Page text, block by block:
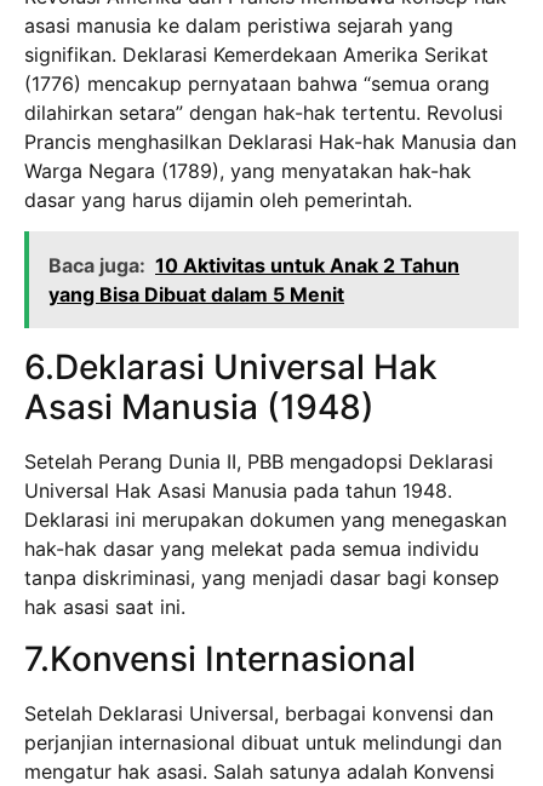
asasi manusia ke dalam peristiwa sejarah yang
signifikan. Deklarasi Kemerdekaan Amerika Serikat
(1776) mencakup pernyataan bahwa “semua orang
dilahirkan setara” dengan hak-hak tertentu. Revolusi
Prancis menghasilkan Deklarasi Hak-hak Manusia dan
Warga Negara (1789), yang menyatakan hak-hak
dasar yang harus dijamin oleh pemerintah.
Baca juga: 10 Aktivitas untuk Anak 2 Tahun
yang Bisa Dibuat dalam 5 Menit
6.Deklarasi Universal Hak
Asasi Manusia (1948)
Setelah Perang Dunia II, PBB mengadopsi Deklarasi
Universal Hak Asasi Manusia pada tahun 1948.
Deklarasi ini merupakan dokumen yang menegaskan
hak-hak dasar yang melekat pada semua individu
tanpa diskriminasi, yang menjadi dasar bagi konsep
hak asasi saat ini.
7.Konvensi Internasional
Setelah Deklarasi Universal, berbagai konvensi dan
perjanjian internasional dibuat untuk melindungi dan
mengatur hak asasi. Salah satunya adalah Konvensi